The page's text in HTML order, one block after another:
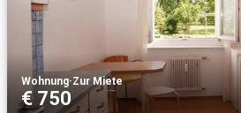
Wohnung·Zur Miete
€ 750